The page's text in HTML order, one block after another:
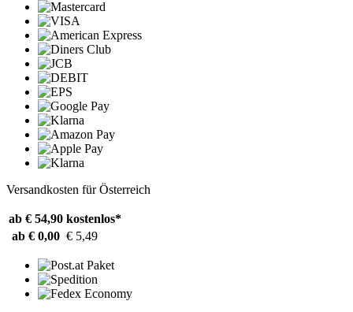
Versandkosten für Österreich
ab € 54,90 kostenlos*
ab € 0,00 € 5,49